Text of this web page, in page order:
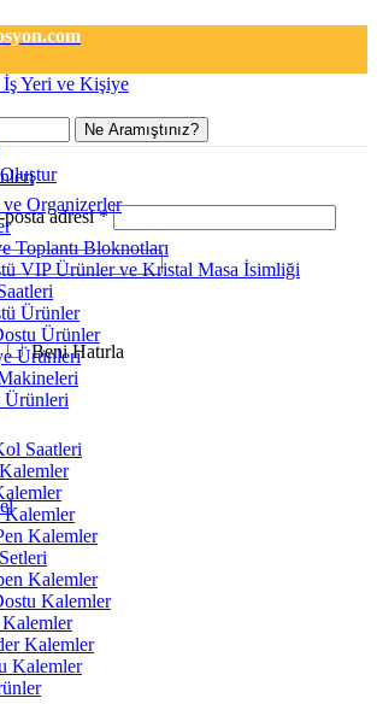
Ne Aramıştınız?
posta adresi*
Beni Hatırla
Organizerler
Toplantı Bloknotları
VIP Ürünler ve Kristal Masa İsimliği
Ürünler
Ürünler
Ürünleri
Ürünleri
Saatleri
Kalemler
Kalemler
Kalemler
Kalemler
Kalemler
Kalemler